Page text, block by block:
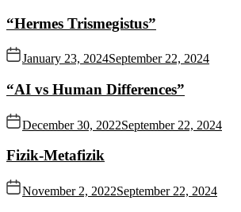
“Hermes Trismegistus”
January 23, 2024September 22, 2024
“AI vs Human Differences”
December 30, 2022September 22, 2024
Fizik-Metafizik
November 2, 2022September 22, 2024